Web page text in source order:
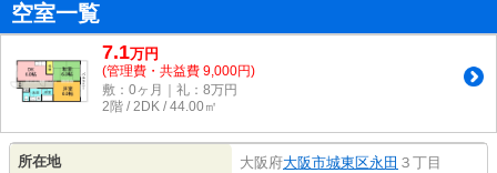
空室一覧
7.1万円
(管理費・共益費 9,000円)
敷：0ヶ月｜礼：8万円
2階 / 2DK / 44.00㎡
所在地 大阪府大阪市城東区永田 ３丁目